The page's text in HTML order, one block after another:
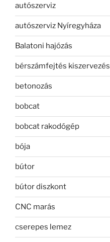
autószerviz
autószerviz Nyíregyháza
Balatoni hajózás
bérszámfejtés kiszervezés
betonozás
bobcat
bobcat rakodógép
bója
bútor
bútor diszkont
CNC marás
cserepes lemez